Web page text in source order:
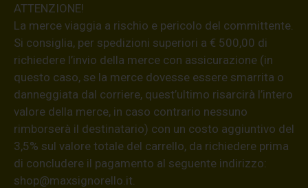
ATTENZIONE!
La merce viaggia a rischio e pericolo del committente.
Si consiglia, per spedizioni superiori a € 500,00 di
richiedere l’invio della merce con assicurazione (in
questo caso, se la merce dovesse essere smarrita o
danneggiata dal corriere, quest’ultimo risarcirà l’intero
valore della merce, in caso contrario nessuno
rimborserà il destinatario) con un costo aggiuntivo del
3,5% sul valore totale del carrello, da richiedere prima
di concludere il pagamento al seguente indirizzo:
shop@maxsignorello.it